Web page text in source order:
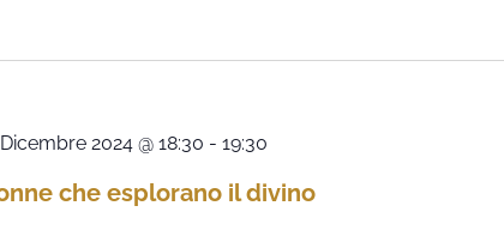
che esplorano il divino
2024 @ 18:30 - 19:30